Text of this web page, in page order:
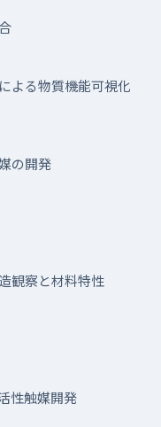
よる物質機能可視化
の開発
観察と材料特性
性触媒開発